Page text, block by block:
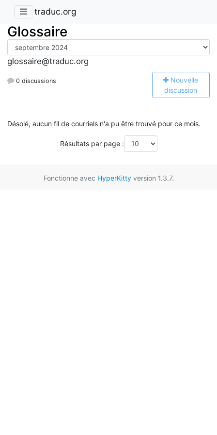
traduc.org
Glossaire
glossaire@traduc.org
0 discussions Nouvelle
discussion
Désolé, aucun fil de courriels n'a pu être trouvé pour ce mois.
Résultats par page :
Fonctionne avec HyperKittyversion 1.3.7.